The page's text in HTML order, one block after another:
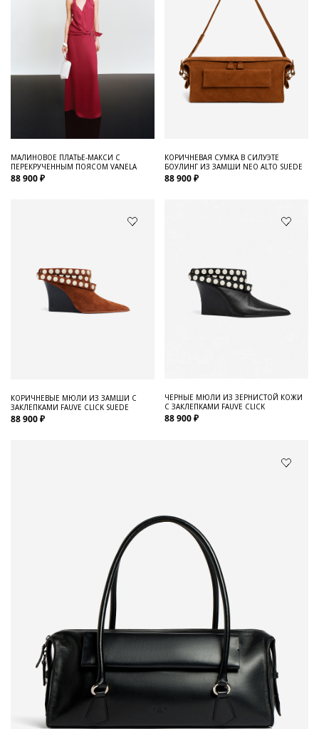
МАЛИНОВОЕ ПЛАТЬЕ-МАКСИ С
ПЕРЕКРУЧЕННЫМ ПОЯСОМ VANELA
88 900 ₽
КОРИЧНЕВАЯ СУМКА В СИЛУЭТЕ
БОУЛИНГ ИЗ ЗАМШИ NEO ALTO SUEDE
88 900 ₽
КОРИЧНЕВЫЕ МЮЛИ ИЗ ЗАМШИ С
ЗАКЛЕПКАМИ FAUVE CLICK SUEDE
88 900 ₽
ЧЕРНЫЕ МЮЛИ ИЗ ЗЕРНИСТОЙ КОЖИ
С ЗАКЛЕПКАМИ FAUVE CLICK
88 900 ₽